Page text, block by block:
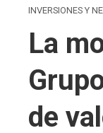
INVERSIONES Y
La
de